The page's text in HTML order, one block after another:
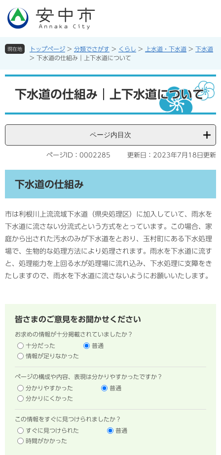
先
す。
を
し
現在地 トップページ > 分類でさがす > くらし > 上水道・下水道 > 下水道
> 下水道の仕組み｜上下水道について
下水道の仕組み｜上下水道について
ページ内目次
ページID：0002285 更新日：2023年7月18日更新
下水道の仕組み
市は利根川上流流域下水道（県央処理区）に加入していて、雨水を
下水道に流さない分流式という方式をとっています。この場合、家
庭から出された汚水のみが下水道をとおり、玉村町にある下水処理
場で、生物的な処理方法により処理されます。雨水を下水道に流す
と、処理能力を上回る水が処理場に流れ込み、下水処理に支障をき
たしますので、雨水を下水道に流さないようにお願いいたします。
皆さまのご意見をお聞かせください
お求めの情報が十分掲載されていましたか？
十分だった
普通
情報が足りなかった
ページの構成や内容、表現は分かりやすかったですか？
分かりやすかった
普通
分かりにくかった
この情報をすぐに見つけられましたか？
すぐに見つけられた
普通
時間がかかった